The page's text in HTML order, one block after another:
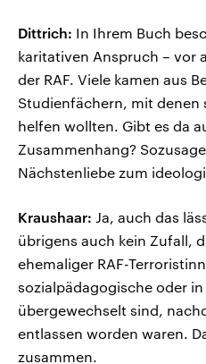
Dittrich: In Ihrem Buch
karitativen Anspruch – vor
der RAF. Viele kamen aus
Studienfächern, mit denen
helfen wollten. Gibt es da
Zusammenhang?
Nächstenliebe zum
Kraushaar: Ja, auch das
übrigens auch kein Zufall,
ehemaliger RAF-
sozialpädagogische oder
übergewechselt sind,
entlassen worden waren.
zusammen.